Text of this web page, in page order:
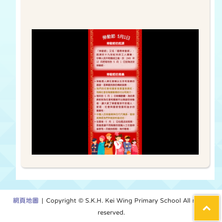
網頁地圖
| Copyright © S.K.H. Kei Wing Primary School All rights
reserved.